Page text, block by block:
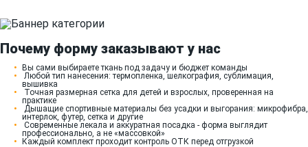
Почему форму заказывают у нас
Вы сами выбираете ткань под задачу и бюджет команды
Любой тип нанесения: термопленка, шелкография, сублимация,
вышивка
Точная размерная сетка для детей и взрослых, проверенная на
практике
Дышащие спортивные материалы без усадки и выгорания: микрофибра,
интерлок, футер, сетка и другие
Современные лекала и аккуратная посадка - форма выглядит
профессионально, а не «массовкой»
Каждый комплект проходит контроль ОТК перед отгрузкой